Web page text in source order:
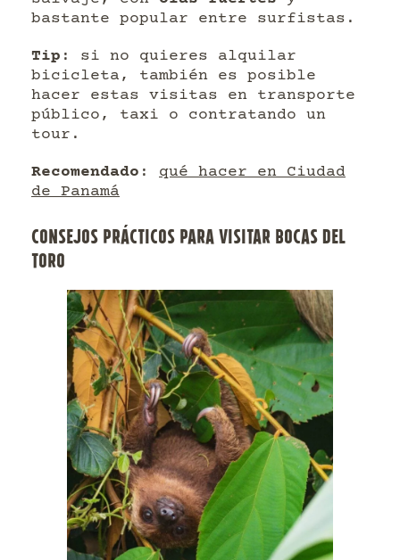
bastante popular entre surfistas.
Tip : si no quieres alquilar
bicicleta, también es posible
hacer estas visitas en transporte
público, taxi o contratando un
tour.
Recomendado : qué hacer en Ciudad
de Panamá
CONSEJOS PRÁCTICOS PARA VISITAR BOCAS DEL
TORO